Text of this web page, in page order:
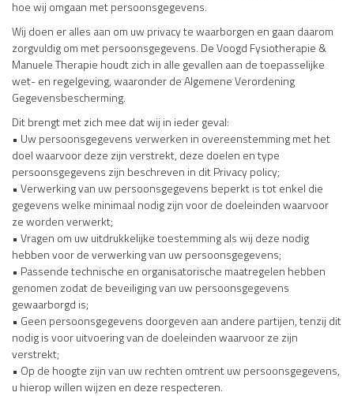
hoe wij omgaan met persoonsgegevens.
Wij doen er alles aan om uw privacy te waarborgen en gaan daarom
zorgvuldig om met persoonsgegevens. De Voogd Fysiotherapie &
Manuele Therapie houdt zich in alle gevallen aan de toepasselijke
wet- en regelgeving, waaronder de Algemene Verordening
Gegevensbescherming.
Dit brengt met zich mee dat wij in ieder geval:
• Uw persoonsgegevens verwerken in overeenstemming met het
doel waarvoor deze zijn verstrekt, deze doelen en type
persoonsgegevens zijn beschreven in dit Privacy policy;
• Verwerking van uw persoonsgegevens beperkt is tot enkel die
gegevens welke minimaal nodig zijn voor de doeleinden waarvoor
ze worden verwerkt;
• Vragen om uw uitdrukkelijke toestemming als wij deze nodig
hebben voor de verwerking van uw persoonsgegevens;
• Passende technische en organisatorische maatregelen hebben
genomen zodat de beveiliging van uw persoonsgegevens
gewaarborgd is;
• Geen persoonsgegevens doorgeven aan andere partijen, tenzij dit
nodig is voor uitvoering van de doeleinden waarvoor ze zijn
verstrekt;
• Op de hoogte zijn van uw rechten omtrent uw persoonsgegevens,
u hierop willen wijzen en deze respecteren.